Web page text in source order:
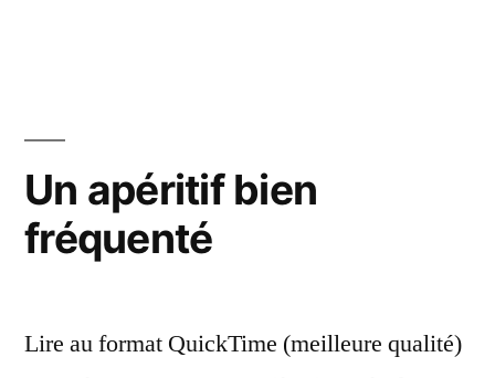
Un apéritif bien
fréquenté
Lire au format QuickTime (meilleure qualité)